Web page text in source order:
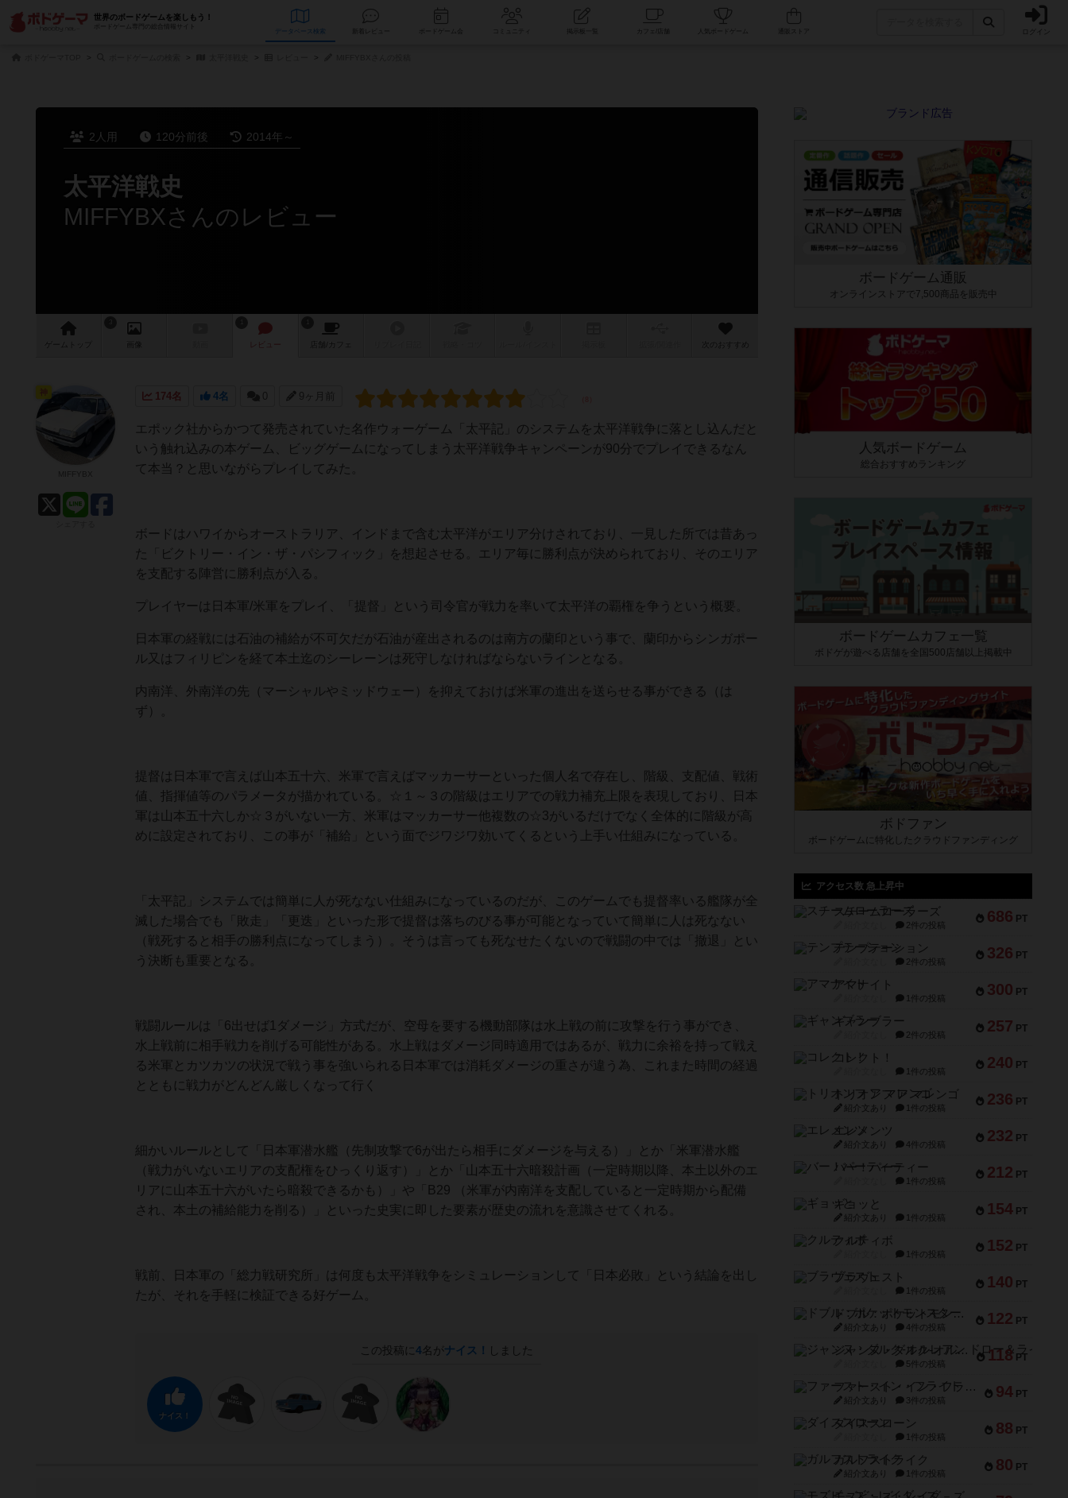
世界のボードゲームを楽しもう！
ボードゲーム専門の総合情報サイト
データベース コミュニティ 人気ボードゲーム ログイン
2人用 120分前後 2014年～
太平洋戦史
MIFFYBXさんのレビュー
ゲーム 画像 レビュー 店舗/ カフェ 次のおすすめ
174名 4名 0 9ヶ月前
エポック社からかつて発売されていた名作ウォーゲーム「太平記」のシステムを太平洋戦争に落とし込んだと
いう触れ込みの本ゲーム、ビッグゲームになってしまう太平洋戦争キャンペーンが90分でプレイできるなん
て本当？と思いながらプレイしてみた。
ボードはハワイからオーストラリア、インドまで含む太平洋がエリア分けされており、一見した所では昔あっ
た「ビクトリー・イン・ザ・パシフィック」を想起させる。エリア毎に勝利点が決められており、そのエリア
を支配する陣営に勝利点が入る。
プレイヤーは日本軍/米軍をプレイ、「提督」という司令官が戦力を率いて太平洋の覇権を争うという概要。
日本軍の経戦には石油の補給が不可欠だが石油が産出されるのは南方の蘭印という事で、蘭印からシンガポー
ル又はフィリピンを経て本土迄のシーレーンは死守しなければならないラインとなる。
内南洋、外南洋の先（マーシャルやミッドウェー）を抑えておけば米軍の進出を送らせる事ができる（は
ず）。
提督は日本軍で言えば山本五十六、米軍で言えばマッカーサーといった個人名で存在し、階級、支配値、戦術
値、指揮値等のパラメータが描かれている。☆１～３の階級はエリアでの戦力補充上限を表現しており、日本
軍は山本五十六しか☆３がいない一方、米軍はマッカーサー他複数の☆3がいるだけでなく全体的に階級が高
めに設定されており、この事が「補給」という面でジワジワ効いてくるという上手い仕組みになっている。
「太平記」システムでは簡単に人が死なない仕組みになっているのだが、このゲームでも提督率いる艦隊が全
滅した場合でも「敗走」「更迭」といった形で提督は落ちのびる事が可能となっていて簡単に人は死なない
（戦死すると相手の勝利点になってしまう）。そうは言っても死なせたくないので戦闘の中では「撤退」とい
う決断も重要となる。
戦闘ルールは「6出せば1ダメージ」方式だが、空母を要する機動部隊は水上戦の前に攻撃を行う事ができ、
水上戦前に相手戦力を削げる可能性がある。水上戦はダメージ同時適用ではあるが、戦力に余裕を持って戦え
る米軍とカツカツの状況で戦う事を強いられる日本軍では消耗ダメージの重さが違う為、これまた時間の経過
とともに戦力がどんどん厳しくなって行く
細かいルールとして「日本軍潜水艦（先制攻撃で6が出たら相手にダメージを与える）」とか「米軍潜水艦
（戦力がいないエリアの支配権をひっくり返す）」とか「山本五十六暗殺計画（一定時期以降、本土以外のエ
リアに山本五十六がいたら暗殺できるかも）」や「B29 （米軍が内南洋を支配していると一定時期から配備
され、本土の補給能力を削る）」といった史実に即した要素が歴史の流れを意識させてくれる。
戦前、日本軍の「総力戦研究所」は何度も太平洋戦争をシミュレーションして「日本必敗」という結論を出し
たが、それを手軽に検証できる好ゲーム。
この投稿に 4名がナイス！ しました
ナイス！
ボードゲーム通販
オンラインストアで7,500商品を販売中
人気ボードゲーム
総合おすすめランキング
ボードゲームカフェ一覧
ボドゲが遊べる店舗を全国500店舗以上掲載中
ボドファン
ボードゲームに特化したクラウドファンディング
アクセス数 急上昇中
686 PT
スチームローラーズ
2件の投稿
326 PT
テンプテーション
2件の投稿
300 PT
アマナイト
1件の投稿
257 PT
ギャンブラー
2件の投稿
240 PT
コレクト！
1件の投稿
236 PT
トリオンフ ア マレンゴ
紹介文あり 1件の投稿
232 PT
エレメンツ
紹介文あり 4件の投稿
212 PT
バー！パーティー
1件の投稿
154 PT
ギョッと
紹介文あり 1件の投稿
152 PT
クルティボ
1件の投稿
140 PT
ブラヴェスト
1件の投稿
122 PT
ドブル：ポケットモンスター
紹介文あり 4件の投稿
118 PT
ジャンヌ・ダルク-オルレアン ドロー＆ライト
5件の投稿
94 PT
ファースト・イン・フライト
紹介文あり 3件の投稿
88 PT
ダイススローン
1件の投稿
80 PT
ガルフストライク
紹介文あり 1件の投稿